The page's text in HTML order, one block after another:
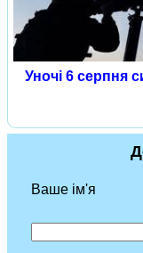
Уночі 6 серпня
Ваше ім'я